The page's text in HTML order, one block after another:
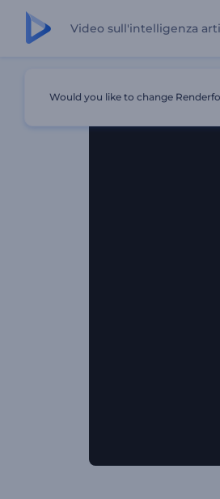
Video sull'intelligenza
Would you like to change